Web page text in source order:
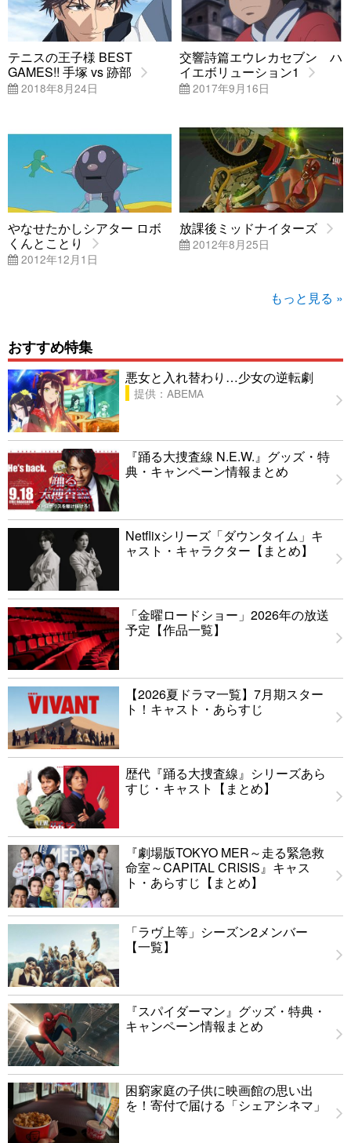
テニスの王子様 BEST
GAMES!! 手塚 vs 跡部
2018年8月24日
交響詩篇エウレカセブン ハ
イエボリューション1
2017年9月16日
やなせたかしシアター ロボ
くんとことり
2012年12月1日
放課後ミッドナイターズ
2012年8月25日
もっと見る »
おすすめ特集
悪女と入れ替わり…少女の逆転劇
提供：ABEMA
『踊る大捜査線 N.E.W.』グッズ・特
典・キャンペーン情報まとめ
Netflixシリーズ「ダウンタイム」キ
ャスト・キャラクター【まとめ】
「金曜ロードショー」2026年の放送
予定【作品一覧】
【2026夏ドラマ一覧】7月期スター
ト！キャスト・あらすじ
歴代『踊る大捜査線』シリーズあら
すじ・キャスト【まとめ】
『劇場版TOKYO MER～走る緊急救
命室～CAPITAL CRISIS』キャス
ト・あらすじ【まとめ】
「ラヴ上等」シーズン2メンバー
【一覧】
『スパイダーマン』グッズ・特典・
キャンペーン情報まとめ
困窮家庭の子供に映画館の思い出
を！寄付で届ける「シェアシネマ」